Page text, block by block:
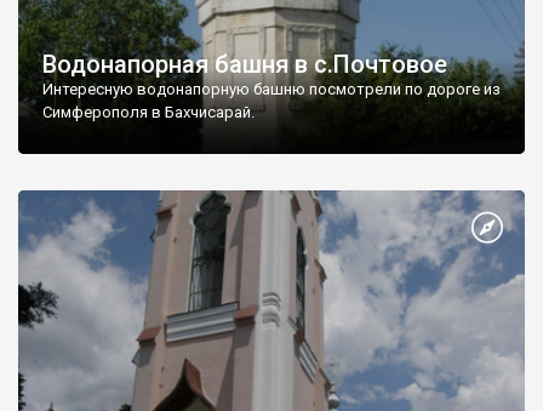
Водонапорная башня в с.Почтовое
Интересную водонапорную башню посмотрели по дороге из
Симферополя в Бахчисарай.